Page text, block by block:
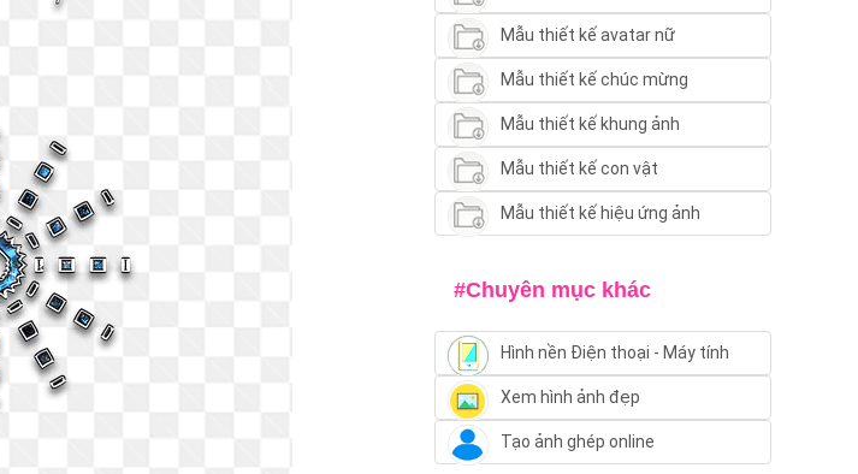
Mẫu thiết kế avatar nữ
Mẫu thiết kế chúc mừng
Mẫu thiết kế khung ảnh
Mẫu thiết kế con vật
Mẫu thiết kế hiệu ứng ảnh
#Chuyên mục khác
Hình nền Điện thoại - Máy tính
Xem hình ảnh đẹp
Tạo ảnh ghép online